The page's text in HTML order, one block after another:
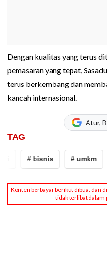
Dengan kualitas yang terus
pemasaran yang tepat,
terus berkembang dan
kancah internasional.
Atur,
TAG
# bisnis # umkm